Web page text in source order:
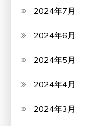
2024年7月
2024年6月
2024年5月
2024年4月
2024年3月